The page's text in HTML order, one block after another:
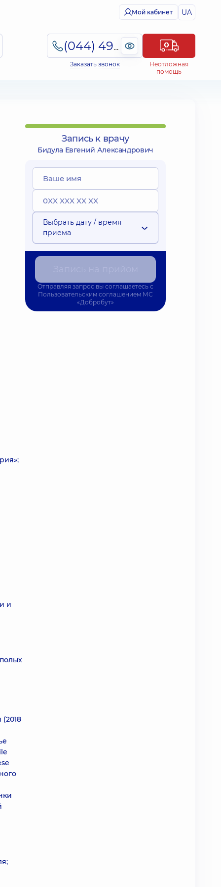
Мой кабинет UA
(044) 495-2-888
Заказать звонок
Неотложная
помощь
и
Запись к врачу
Бидула Евгений Александрович
Выбрать дату / время
приема
Отправляя запрос вы соглашаетесь с
Пользовательским соглашением МС
«Добробут»